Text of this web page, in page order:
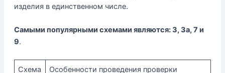
изделия в единственном числе.
Самыми популярными схемами являются: 3, 3а, 7 и
9.
Схема Особенности проведения проверки